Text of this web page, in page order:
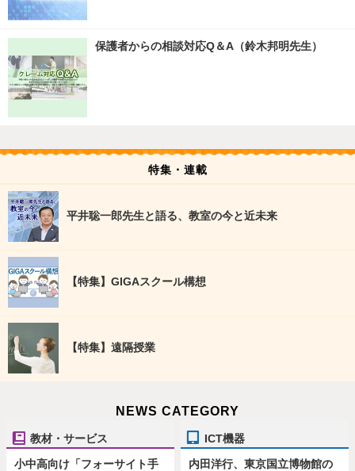
保護者からの相談対応Q＆A（鈴木邦明先生）
特集・連載
平井聡一郎先生と語る、教室の今と近未来
【特集】GIGAスクール構想
【特集】遠隔授業
NEWS CATEGORY
教材・サービス
小中高向け「フォーサイト手
ICT機器
内田洋行、東京国立博物館の